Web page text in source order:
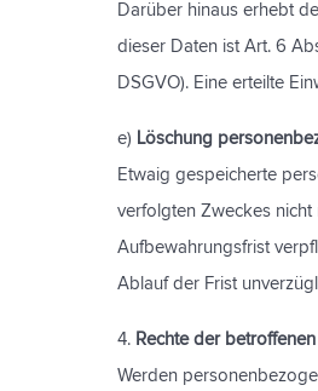
Darüber hinaus erhebt
dieser Daten ist Art. 6
DSGVO). Eine erteilte
e) Löschung
Etwaig gespeicherte
verfolgten Zweckes
Aufbewahrungsfrist
Ablauf der Frist
4. Rechte der
Werden